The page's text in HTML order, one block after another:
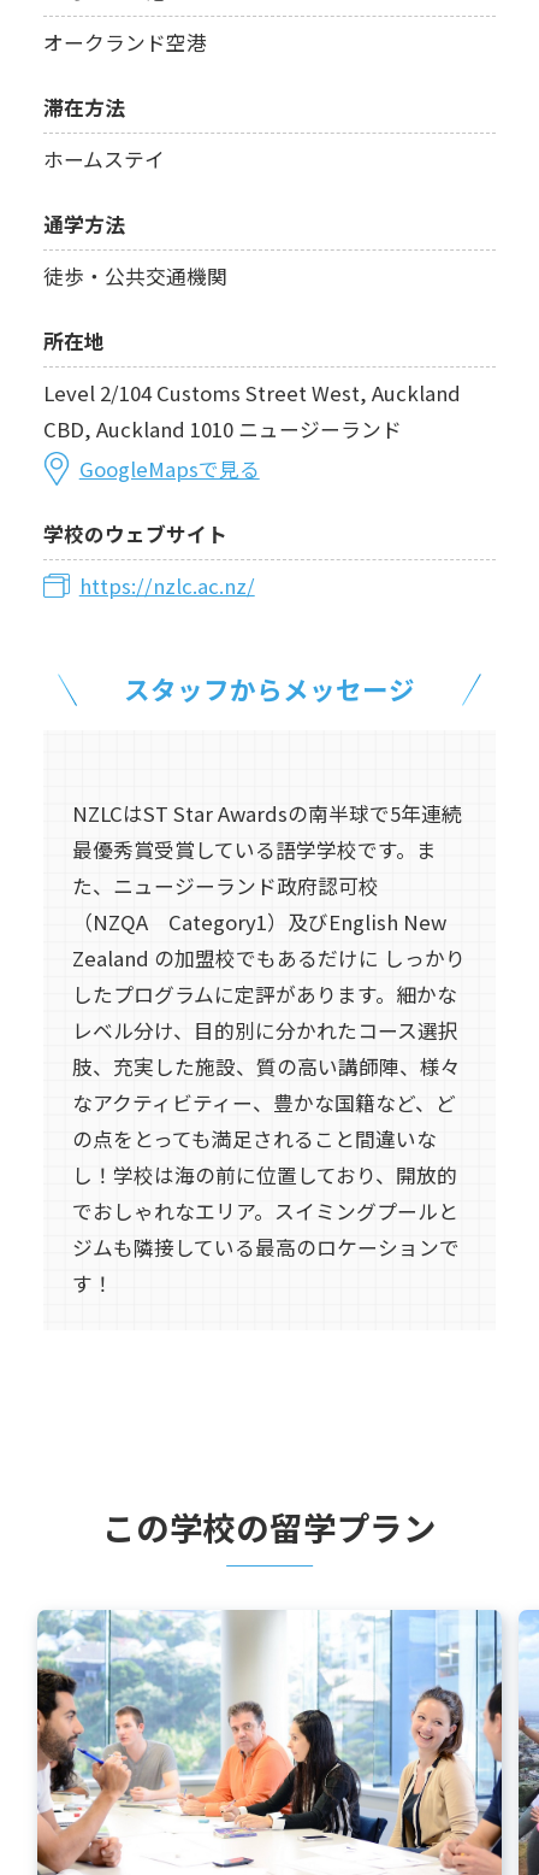
オークランド空港
滞在方法
ホームステイ
通学方法
徒歩・公共交通機関
所在地
Level 2/104 Customs Street West, Auckland
CBD, Auckland 1010 ニュージーランド
GoogleMapsで見る
学校のウェブサイト
https://nzlc.ac.nz/
スタッフからメッセージ
NZLCはST Star Awardsの南半球で5年連続
最優秀賞受賞している語学学校です。ま
た、ニュージーランド政府認可校
（NZQA Category1）及びEnglish New
Zealand の加盟校でもあるだけに しっかり
したプログラムに定評があります。細かな
レベル分け、目的別に分かれたコース選択
肢、充実した施設、質の高い講師陣、様々
なアクティビティー、豊かな国籍など、ど
の点をとっても満足されること間違いな
し！学校は海の前に位置しており、開放的
でおしゃれなエリア。スイミングプールと
ジムも隣接している最高のロケーションで
す！
この学校の留学プラン